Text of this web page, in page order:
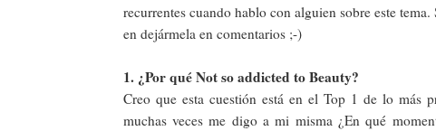
recurrentes cuando hablo con alguien sobre este
en dejármela en comentarios ;-)
1. ¿Por qué Not so addicted to Beauty?
Creo que esta cuestión está en el Top 1 de lo más
muchas veces me digo a mi misma ¿En qué